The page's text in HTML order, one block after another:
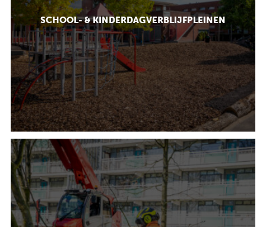
SCHOOL- & KINDERDAGVERBLIJFPLEINEN